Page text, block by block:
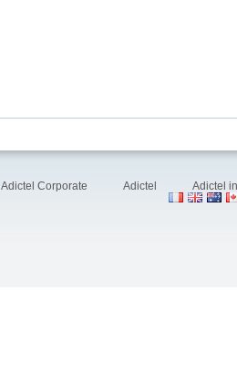
Adictel Corporate Adictel Adictel